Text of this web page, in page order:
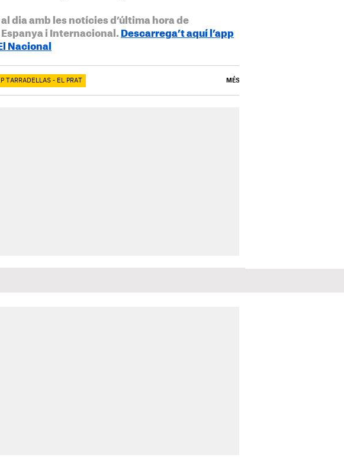
al dia amb les notícies d’última hora de
i Internacional. Descarrega’t aquí l’app
Nacional
TARRADELLAS - EL PRAT MÉS